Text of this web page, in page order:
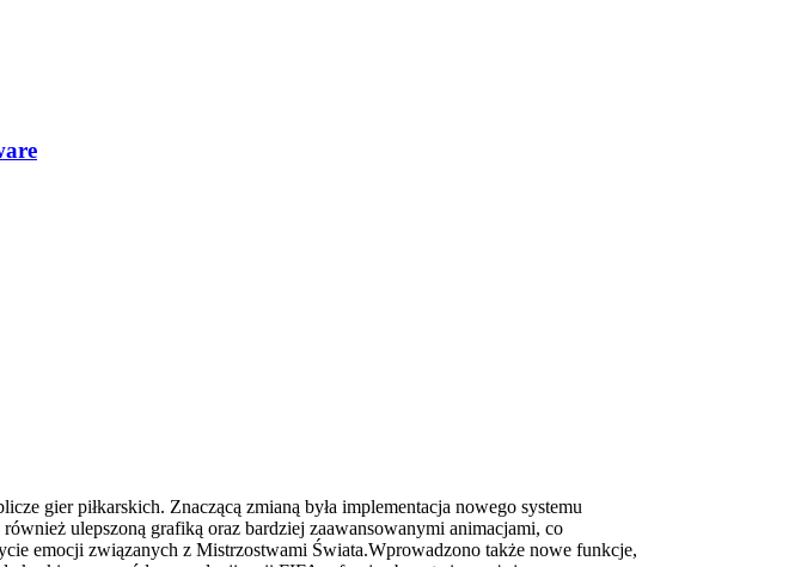
gier piłkarskich. Znaczącą zmianą była implementacja nowego systemu
ulepszoną grafiką oraz bardziej zaawansowanymi animacjami, co
emocji związanych z Mistrzostwami Świata.Wprowadzono także nowe funkcje,